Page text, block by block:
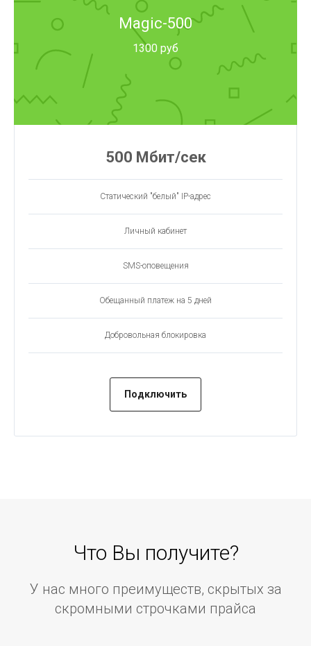
Magic-500
1300 руб
500 Мбит/сек
Статический "белый" IP-адрес
Личный кабинет
SMS-оповещения
Обещанный платеж на 5 дней
Добровольная блокировка
Подключить
Что Вы получите?
У нас много преимуществ, скрытых за
скромными строчками прайса